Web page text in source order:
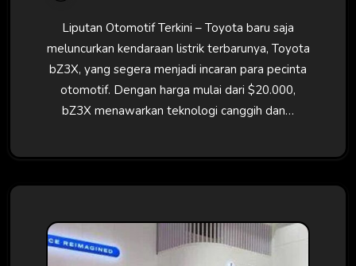
Liputan Otomotif Terkini – Toyota baru saja
meluncurkan kendaraan listrik terbarunya, Toyota
bZ3X, yang segera menjadi incaran para pecinta
otomotif. Dengan harga mulai dari $20.000,
bZ3X menawarkan teknologi canggih dan…